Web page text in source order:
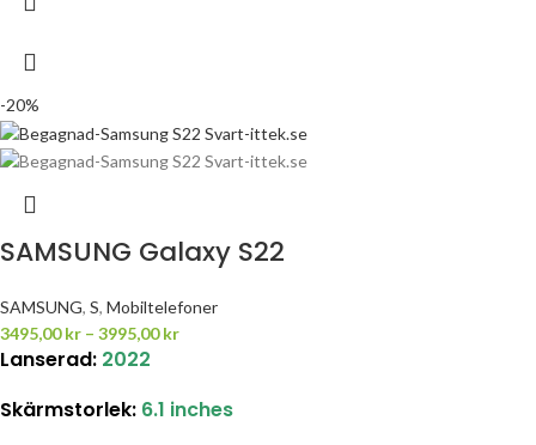
-20%
SAMSUNG Galaxy S22
SAMSUNG, S, Mobiltelefoner
3495,00kr – 3995,00kr
Lanserad: 2022
Skärmstorlek: 6.1 inches